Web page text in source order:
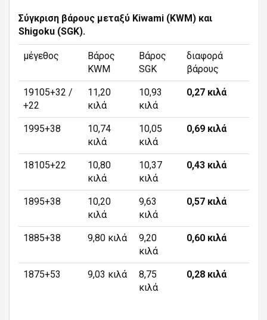
Σύγκριση βάρους μεταξύ Kiwami (KWM) και
Shigoku (SGK).
μέγεθος
Βάρος
KWM
Βάρος
SGK
διαφορά
βάρους
19105+32 /
+22
11,20
κιλά
10,93
κιλά
0,27 κιλά
1995+38
10,74
κιλά
10,05
κιλά
0,69 κιλά
18105+22
10,80
κιλά
10,37
κιλά
0,43 κιλά
1895+38
10,20
κιλά
9,63
κιλά
0,57 κιλά
1885+38 9,80 κιλά
9,20
κιλά
0,60 κιλά
1875+53 9,03 κιλά
8,75
κιλά
0,28 κιλά